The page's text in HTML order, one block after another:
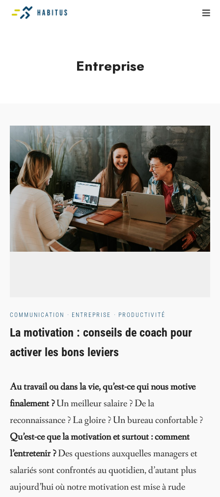
Entreprise
COMMUNICATION · ENTREPRISE · PRODUCTIVITÉ
La motivation : conseils de coach pour
activer les bons leviers
Au travail ou dans la vie, qu’est-ce qui nous motive
finalement ?Un meilleur salaire ? De la
reconnaissance ? La gloire ? Un bureau confortable ?
Qu’est-ce que la motivation et surtout : comment
l’entretenir ?Des questions auxquelles managers et
salariés sont confrontés au quotidien, d’autant plus
aujourd’hui où notre motivation est mise à rude